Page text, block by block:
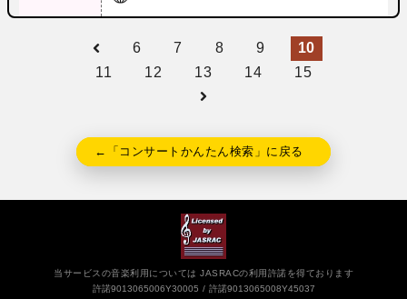
6 7 8 9
10
11
12 13 14 15
←「コンサートかんたん検索」に戻る
当サービスの音楽利用については JASRACの利用許諾を得ております
許諾9013065006Y30005
許諾9013065008Y45037